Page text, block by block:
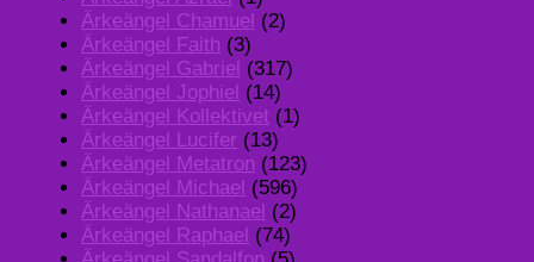
Ärkeängel Chamuel (2)
Ärkeängel Faith (3)
Ärkeängel Gabriel (317)
Ärkeängel Jophiel (14)
Ärkeängel Kollektivet (1)
Ärkeängel Lucifer (13)
Ärkeängel Metatron (123)
Ärkeängel Michael (596)
Ärkeängel Nathanael (2)
Ärkeängel Raphael (74)